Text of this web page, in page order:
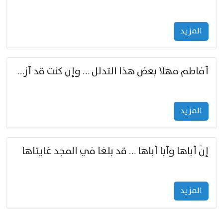
المزید
أفاطم مهلا بعض هذا التدلل … وإن كنت قد أزمعت صرمي فأجملي
المزید
إنّ أباها وأبا أباها … قد بلغا في المجد غايتاها
المزید